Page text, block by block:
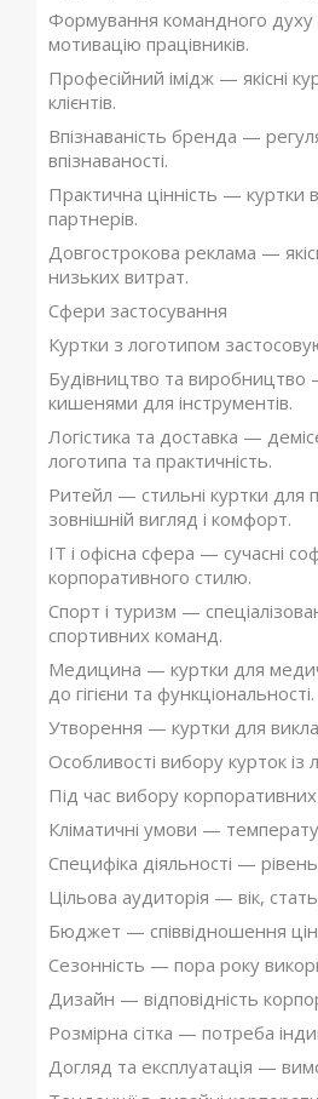
Формування командного
мотивацію працівників.
Професійний імідж — якісні
клієнтів.
Впізнаваність бренда —
впізнаваності.
Практична цінність — куртки
партнерів.
Довгострокова реклама —
низьких витрат.
Сфери застосування
Куртки з логотипом
Будівництво та виробництво
кишенями для інструментів.
Логістика та доставка —
логотипа та практичність.
Ритейл — стильні куртки для
зовнішній вигляд і комфорт.
IT і офісна сфера — сучасні
корпоративного стилю.
Спорт і туризм —
спортивних команд.
Медицина — куртки для
до гігієни та функціональності.
Утворення — куртки для
Особливості вибору курток із
Під час вибору
Кліматичні умови —
Специфіка діяльності —
Цільова аудиторія — вік,
Бюджет — співвідношення
Сезонність — пора року
Дизайн — відповідність
Розмірна сітка — потреба
Догляд та експлуатація —